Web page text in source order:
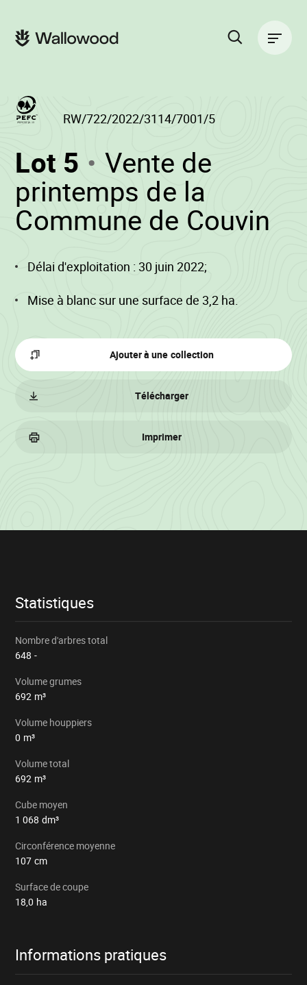
contenu
navigation
principale
Lot 5(RW/722/2022/
-
Vente de
printemps de la
Commune de Couvin
RW/722/2022/3114/7001/5
Délai d'exploitation : 30 juin 2022;
Mise à blanc sur une surface de 3,2 ha.
Ajouter à une collection
Télécharger
Imprimer
Informations
Statistiques
Nombre d'arbres total
648 -
Volume grumes
692 m³
Volume houppiers
0 m³
Volume total
692 m³
Cube moyen
1 068 dm³
Circonférence moyenne
107 cm
Surface de coupe
18,0 ha
Informations pratiques
principale